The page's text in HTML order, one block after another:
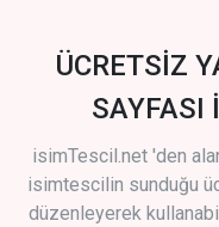
ÜCRETSİZ
SAYFASI
isimTescil.net 'den
isimtescilin sunduğu
düzenleyerek